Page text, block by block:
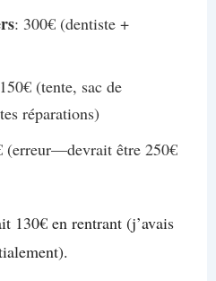
: 300€ (dentiste +
(tente, sac de
réparations)
(erreur—devrait être 250€
130€ en rentrant (j’avais